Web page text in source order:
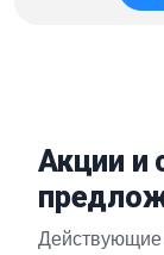
Акции и
Действующие